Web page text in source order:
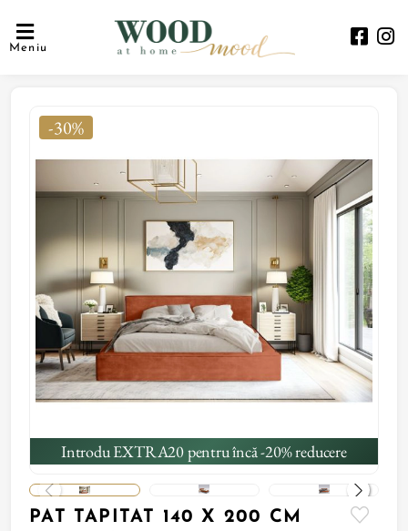
Meniu
-30%
Introdu EXTRA20 pentru încă -20% reducere
PAT TAPITAT 140 X 200 CM